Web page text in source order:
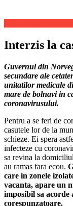
Interzis la
Guvernul din
secundare ale
unitatilor medicale
mare de bolnavi in
coronavirusului.
Pentru a se feri de
casutele lor de la
schieze. Ei spera
infecteze cu
sa revina la
au ramas fara ecou.
care in zonele
vacanta, apare un
imposibil sa acorde
corespunzatoare.